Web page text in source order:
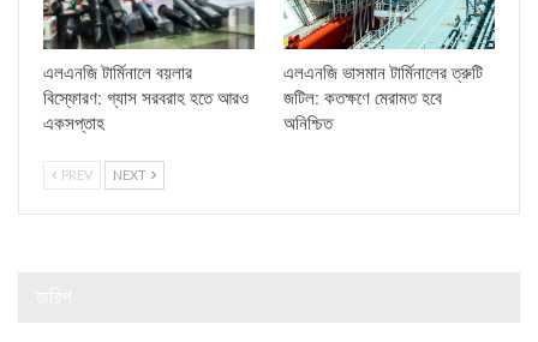
এলএনজি টার্মিনালে বয়লার
বিস্ফোরণ: গ্যাস সরবরাহ হতে আরও
একসপ্তাহ
এলএনজি ভাসমান টার্মিনালের ত্রুটি
জটিল: কতক্ষণে মেরামত হবে
অনিশ্চিত
PREV NEXT